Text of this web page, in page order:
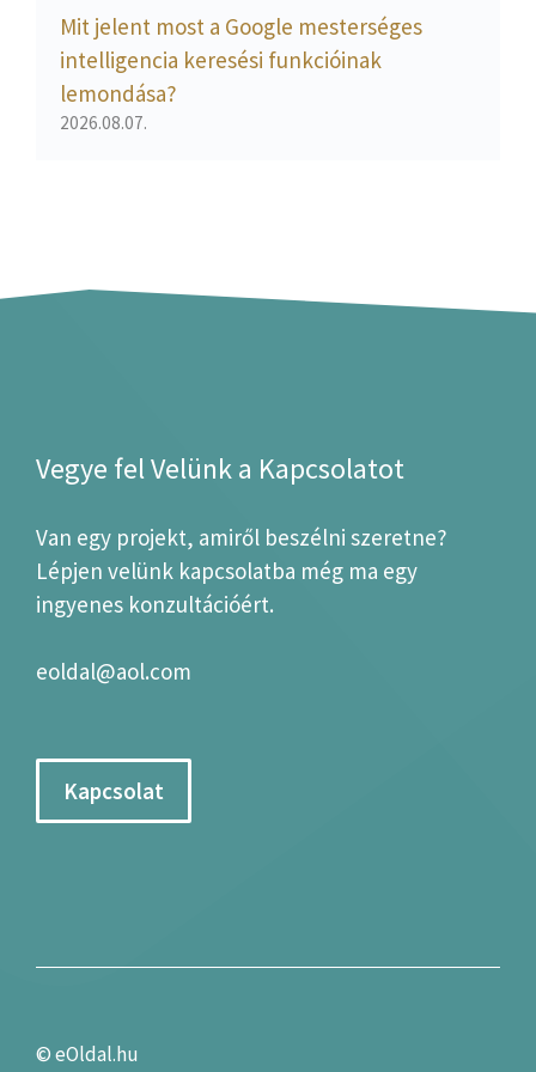
Mit jelent most a Google mesterséges
intelligencia keresési funkcióinak
lemondása?
2026.08.07.
Vegye fel Velünk a Kapcsolatot
Van egy projekt, amiről beszélni szeretne?
Lépjen velünk kapcsolatba még ma egy
ingyenes konzultációért.
eoldal@aol.com
Kapcsolat
©eOldal.hu